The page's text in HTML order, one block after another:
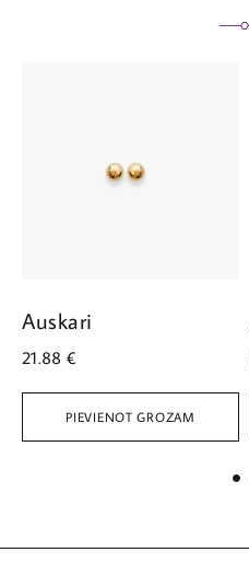
PIEVIENOT GROZAM
Auskari
21.88 €